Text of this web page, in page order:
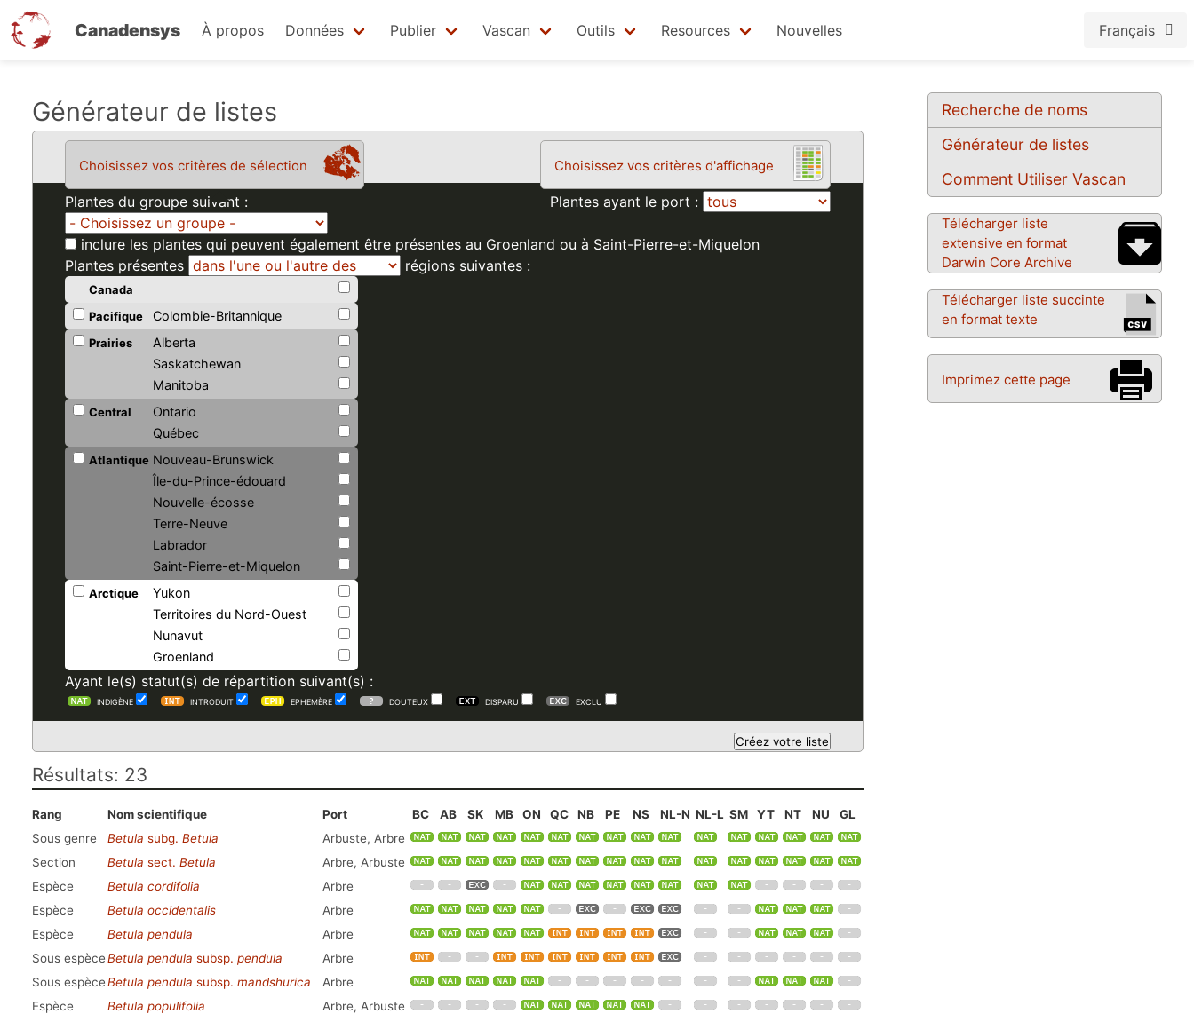
Canadensys À propos Données Publier Vascan Outils Resources Nouvelles Français
Recherche de noms
Générateur de listes
Comment Utiliser Vascan
Télécharger liste
extensive en format
Darwin Core Archive
Télécharger liste succinte
en format texte
Imprimez cette page
Générateur de listes
Choisissez vos critères de sélection Choisissez vos critères d'affichage
Plantes ayant le port :
Plantes du groupe suivant :
inclure les plantes qui peuvent également être présentes au Groenland ou à Saint-Pierre-et-Miquelon
Plantes présentes
régions suivantes :
Canada
Pacifique
Colombie-Britannique
Prairies
Alberta
Saskatchewan
Manitoba
Central
Ontario
Québec
Atlantique Nouveau-Brunswick
Île-du-Prince-édouard
Nouvelle-écosse
Terre-Neuve
Labrador
Saint-Pierre-et-Miquelon
Arctique
Yukon
Territoires du Nord-Ouest
Nunavut
Groenland
Ayant le(s) statut(s) de répartition suivant(s) :
INDIGÈNE INTRODUIT EPHEMÈRE DOUTEUX DISPARU EXCLU
Résultats: 23
Rang Nom scientifique Port BC AB SK MB ON QC NB PE NS NL-N NL-L SM YT NT NU
GL
Sous genre
Betula subg. Betula
Arbuste, Arbre
Section
Betula sect. Betula
Arbre, Arbuste
Espèce
Betula cordifolia
Arbre
Espèce
Betula occidentalis
Arbre
Espèce
Betula pendula
Arbre
Sous espèceBetula pendula subsp. pendula
Arbre
Sous espèceBetula pendula subsp. mandshurica
Arbre
Espèce
Betula populifolia
Arbre, Arbuste